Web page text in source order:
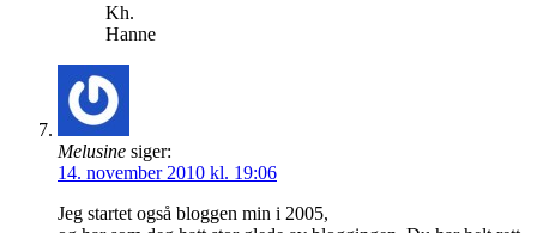
Kh.
Hanne
Melusine siger:
14. november 2010 kl. 19:06
Jeg startet også bloggen min i 2005,